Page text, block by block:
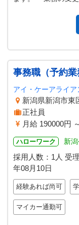
事務職（予約業
アイ・ケーアライ
新潟県新潟市東
正社員
月給 190000円
ハローワーク 新
採用人数：1人 受
年08月10日
経験あれば尚可
マイカー通勤可